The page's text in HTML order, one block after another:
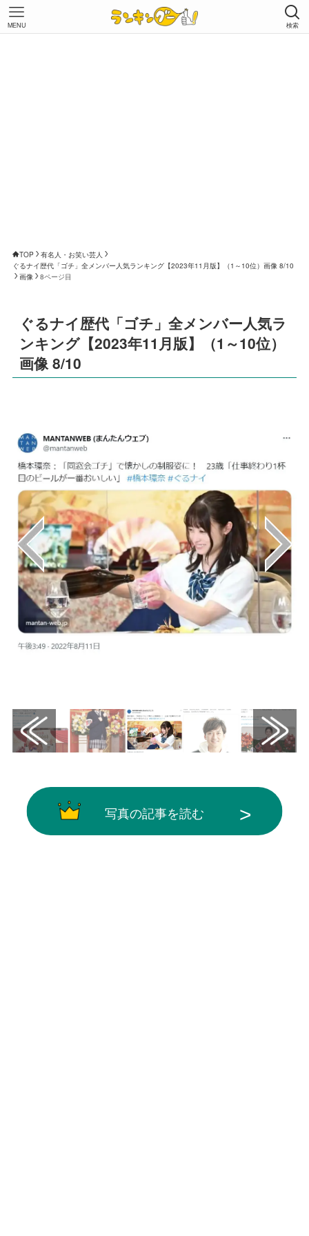
検索
MENU
TOP
有名人・お笑い芸人
ぐるナイ歴代「ゴチ」全メンバー人気ランキング【2023年11月版】（1～10位）画像 8/10
画像
8ページ目
ぐるナイ歴代「ゴチ」全メンバー人気ラ
ンキング【2023年11月版】（1～10位）
画像 8/10
写真の記事を読む